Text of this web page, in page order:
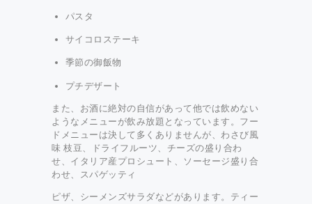
パスタ
サイコロステーキ
季節の御飯物
プチデザート
また、お酒に絶対の自信があって他では飲めない
ようなメニューが飲み放題となっています。フー
ドメニューは決して多くありませんが、わさび風
味 枝豆、ドライフルーツ、チーズの盛り合わ
せ、イタリア産プロシュート、ソーセージ盛り合
わせ、スパゲッティ
ピザ、シーメンズサラダなどがあります。ティー